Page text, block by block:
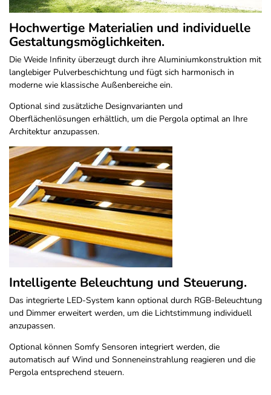
Hochwertige Materialien und individuelle
Gestaltungsmöglichkeiten.
Die Weide Infinity überzeugt durch ihre Aluminiumkonstruktion mit
langlebiger Pulverbeschichtung und fügt sich harmonisch in
moderne wie klassische Außenbereiche ein.
Optional sind zusätzliche Designvarianten und
Oberflächenlösungen erhältlich, um die Pergola optimal an Ihre
Architektur anzupassen.
Intelligente Beleuchtung und Steuerung.
Das integrierte LED-System kann optional durch RGB-Beleuchtung
und Dimmer erweitert werden, um die Lichtstimmung individuell
anzupassen.
Optional können Somfy Sensoren integriert werden, die
automatisch auf Wind und Sonneneinstrahlung reagieren und die
Pergola entsprechend steuern.